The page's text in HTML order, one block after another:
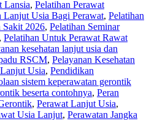
Lansia, Pelatihan Perawat
Lanjut Usia Bagi Perawat, Pelatihan
Sakit 2026, Pelatihan Seminar
, Pelatihan Untuk Perawat Rawat
kesehatan lanjut usia dan
RSCM, Pelayanan Kesehatan
Usia, Pendidikan
sistem keperawatan gerontik
beserta contohnya, Peran
, Perawat Lanjut Usia,
Usia Lanjut, Perawatan Jangka